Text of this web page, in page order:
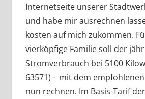
Internetseite unserer
und habe mir ausrechnen
kosten auf mich zukommen.
vierköpfige Familie soll der
Stromverbrauch bei 5100
63571) – mit dem
nun rechnen. Im Basis-Tarif